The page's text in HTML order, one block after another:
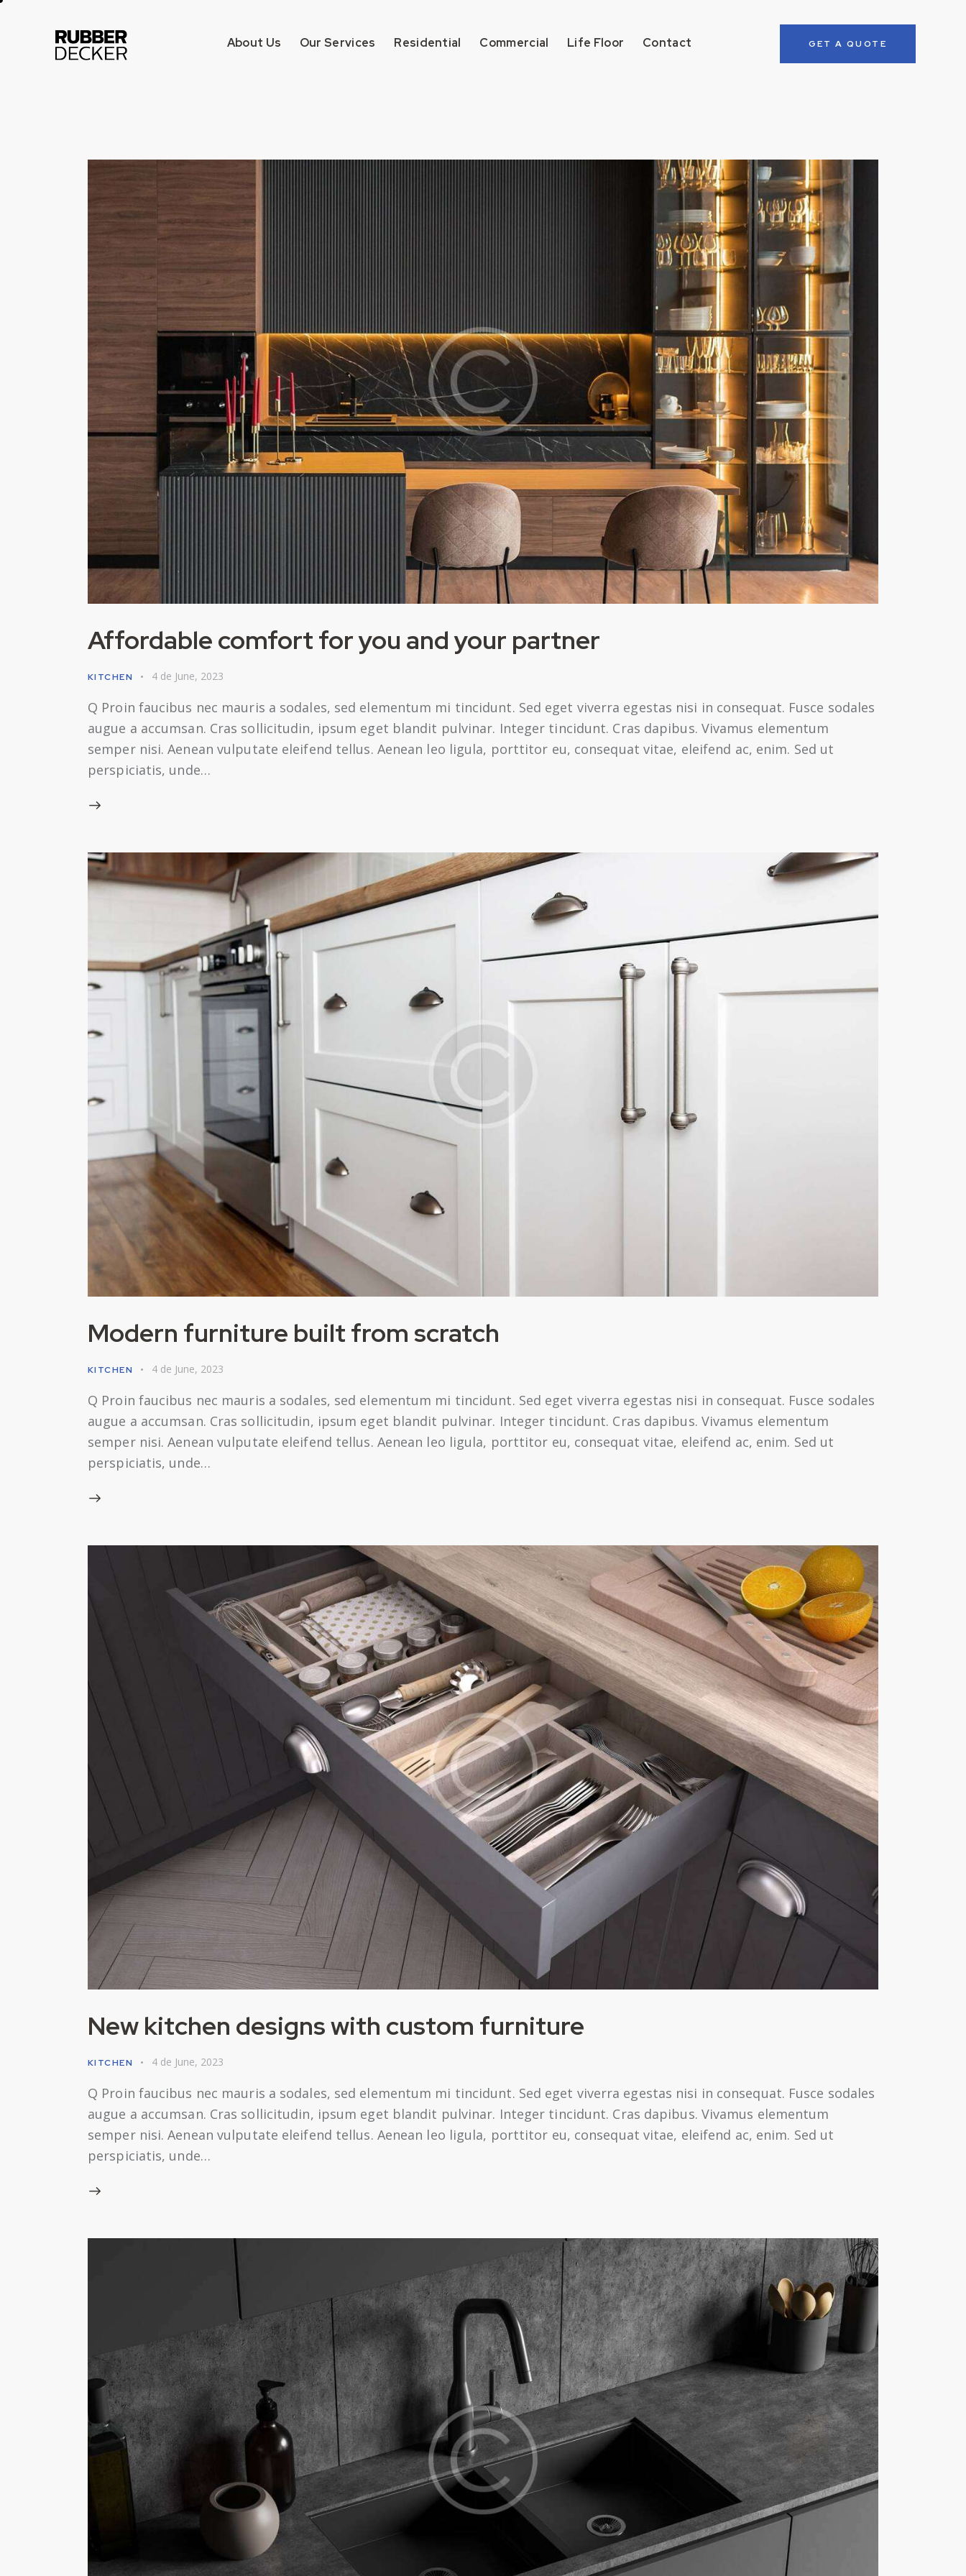
About Us Our Services Residential Commercial Life Floor Contact GET A QUOTE
Affordable comfort for you and your partner
KITCHEN 4 de June, 2023
Q Proin faucibus nec mauris a sodales, sed elementum mi tincidunt. Sed eget viverra egestas nisi in consequat. Fusce sodales
augue a accumsan. Cras sollicitudin, ipsum eget blandit pulvinar. Integer tincidunt. Cras dapibus. Vivamus elementum
semper nisi. Aenean vulputate eleifend tellus. Aenean leo ligula, porttitor eu, consequat vitae, eleifend ac, enim. Sed ut
perspiciatis, unde…
Modern furniture built from scratch
KITCHEN 4 de June, 2023
Q Proin faucibus nec mauris a sodales, sed elementum mi tincidunt. Sed eget viverra egestas nisi in consequat. Fusce sodales
augue a accumsan. Cras sollicitudin, ipsum eget blandit pulvinar. Integer tincidunt. Cras dapibus. Vivamus elementum
semper nisi. Aenean vulputate eleifend tellus. Aenean leo ligula, porttitor eu, consequat vitae, eleifend ac, enim. Sed ut
perspiciatis, unde…
New kitchen designs with custom furniture
KITCHEN 4 de June, 2023
Q Proin faucibus nec mauris a sodales, sed elementum mi tincidunt. Sed eget viverra egestas nisi in consequat. Fusce sodales
augue a accumsan. Cras sollicitudin, ipsum eget blandit pulvinar. Integer tincidunt. Cras dapibus. Vivamus elementum
semper nisi. Aenean vulputate eleifend tellus. Aenean leo ligula, porttitor eu, consequat vitae, eleifend ac, enim. Sed ut
perspiciatis, unde…